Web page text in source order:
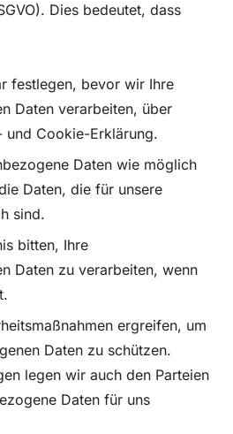
Dies bedeutet, dass
festlegen, bevor wir Ihre
Daten verarbeiten, über
und Cookie-Erklärung.
Daten wie möglich
Daten, die für unsere
sind.
bitten, Ihre
Daten zu verarbeiten, wenn
ergreifen, um
Daten zu schützen.
legen wir auch den Parteien
Daten für uns